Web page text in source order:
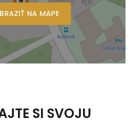
NA MAPE
SI SVOJU